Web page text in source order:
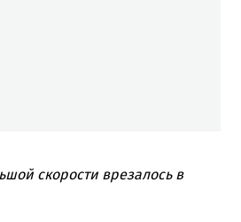
скорости врезалось в